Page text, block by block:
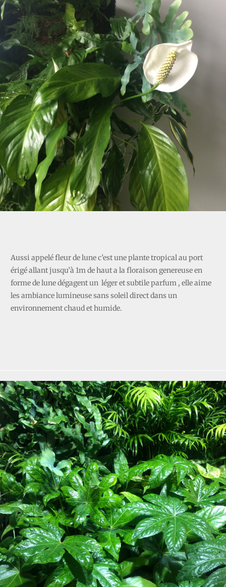
Aussi appelé fleur de lune c’est une plante tropical au port
érigé allant jusqu’à 1m de haut a la floraison genereuse en
forme de lune dégagent un léger et subtile parfum , elle aime
les ambiance lumineuse sans soleil direct dans un
environnement chaud et humide.